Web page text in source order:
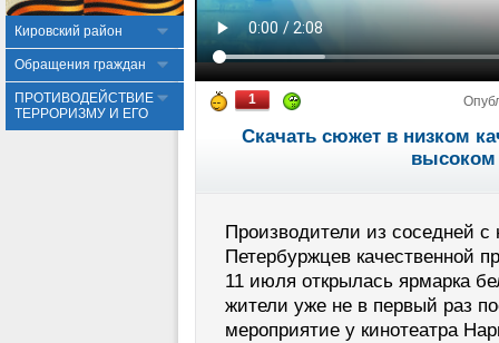
Кировский район
Обращения граждан
ПРОТИВОДЕЙСТВИЕ
ТЕРРОРИЗМУ И ЕГО
1
Скачать сюжет в низком
высоком
Производители из соседней
Петербуржцев качественной
11 июля открылась ярмарка
жители уже не в первый раз
мероприятие у кинотеатра